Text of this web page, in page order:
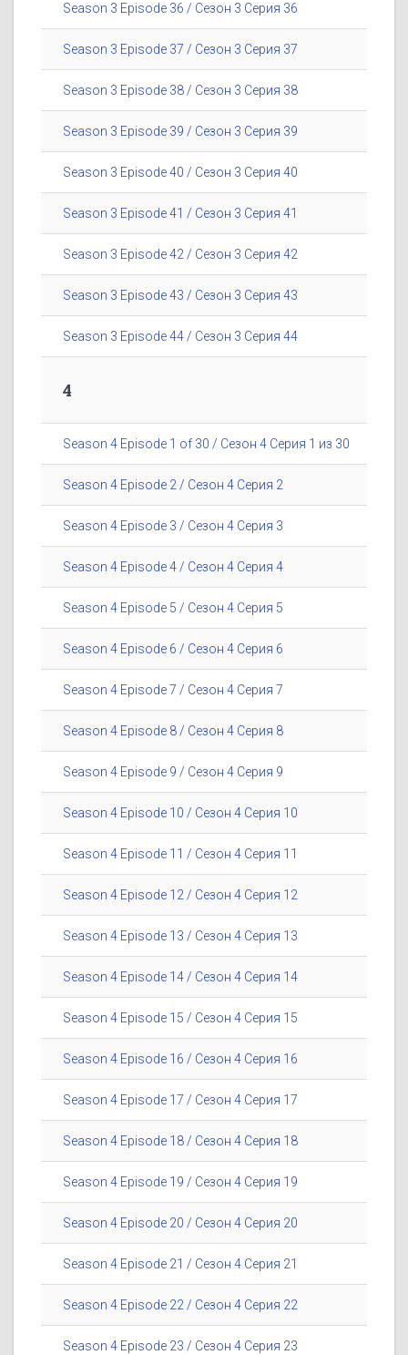
Season 3 Episode 36 / Сезон 3 Серия 36
Season 3 Episode 37 / Сезон 3 Серия 37
Season 3 Episode 38 / Сезон 3 Серия 38
Season 3 Episode 39 / Сезон 3 Серия 39
Season 3 Episode 40 / Сезон 3 Серия 40
Season 3 Episode 41 / Сезон 3 Серия 41
Season 3 Episode 42 / Сезон 3 Серия 42
Season 3 Episode 43 / Сезон 3 Серия 43
Season 3 Episode 44 / Сезон 3 Серия 44
4
Season 4 Episode 1 of 30 / Сезон 4 Серия 1 из 30
Season 4 Episode 2 / Сезон 4 Серия 2
Season 4 Episode 3 / Сезон 4 Серия 3
Season 4 Episode 4 / Сезон 4 Серия 4
Season 4 Episode 5 / Сезон 4 Серия 5
Season 4 Episode 6 / Сезон 4 Серия 6
Season 4 Episode 7 / Сезон 4 Серия 7
Season 4 Episode 8 / Сезон 4 Серия 8
Season 4 Episode 9 / Сезон 4 Серия 9
Season 4 Episode 10 / Сезон 4 Серия 10
Season 4 Episode 11 / Сезон 4 Серия 11
Season 4 Episode 12 / Сезон 4 Серия 12
Season 4 Episode 13 / Сезон 4 Серия 13
Season 4 Episode 14 / Сезон 4 Серия 14
Season 4 Episode 15 / Сезон 4 Серия 15
Season 4 Episode 16 / Сезон 4 Серия 16
Season 4 Episode 17 / Сезон 4 Серия 17
Season 4 Episode 18 / Сезон 4 Серия 18
Season 4 Episode 19 / Сезон 4 Серия 19
Season 4 Episode 20 / Сезон 4 Серия 20
Season 4 Episode 21 / Сезон 4 Серия 21
Season 4 Episode 22 / Сезон 4 Серия 22
Season 4 Episode 23 / Сезон 4 Серия 23